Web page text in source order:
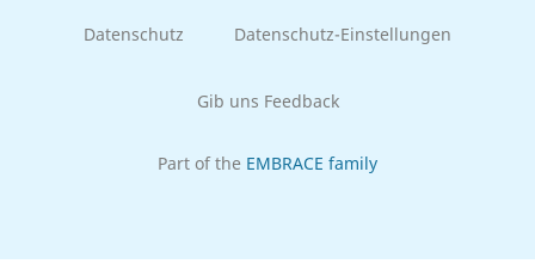
Datenschutz Datenschutz-Einstellungen
Gib uns Feedback
Part of the EMBRACE family